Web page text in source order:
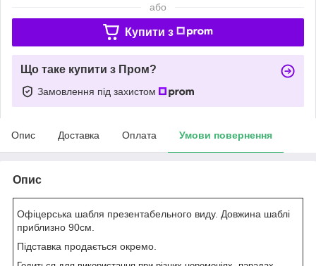
або
Купити з
Що таке купити з Пром?
Замовлення під захистом
Опис Доставка Оплата Умови повернення
Опис
Офіцерська шабля презентабельного виду. Довжина шаблі
приблизно 90см.
Підставка продається окремо.